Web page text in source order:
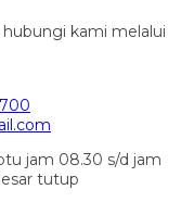
hubungi kami melalui
jam 08.30 s/d jam
tutup